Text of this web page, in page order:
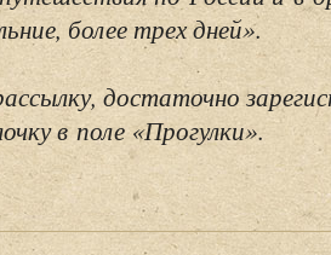
более трех дней».
достаточно
в поле «Прогулки».